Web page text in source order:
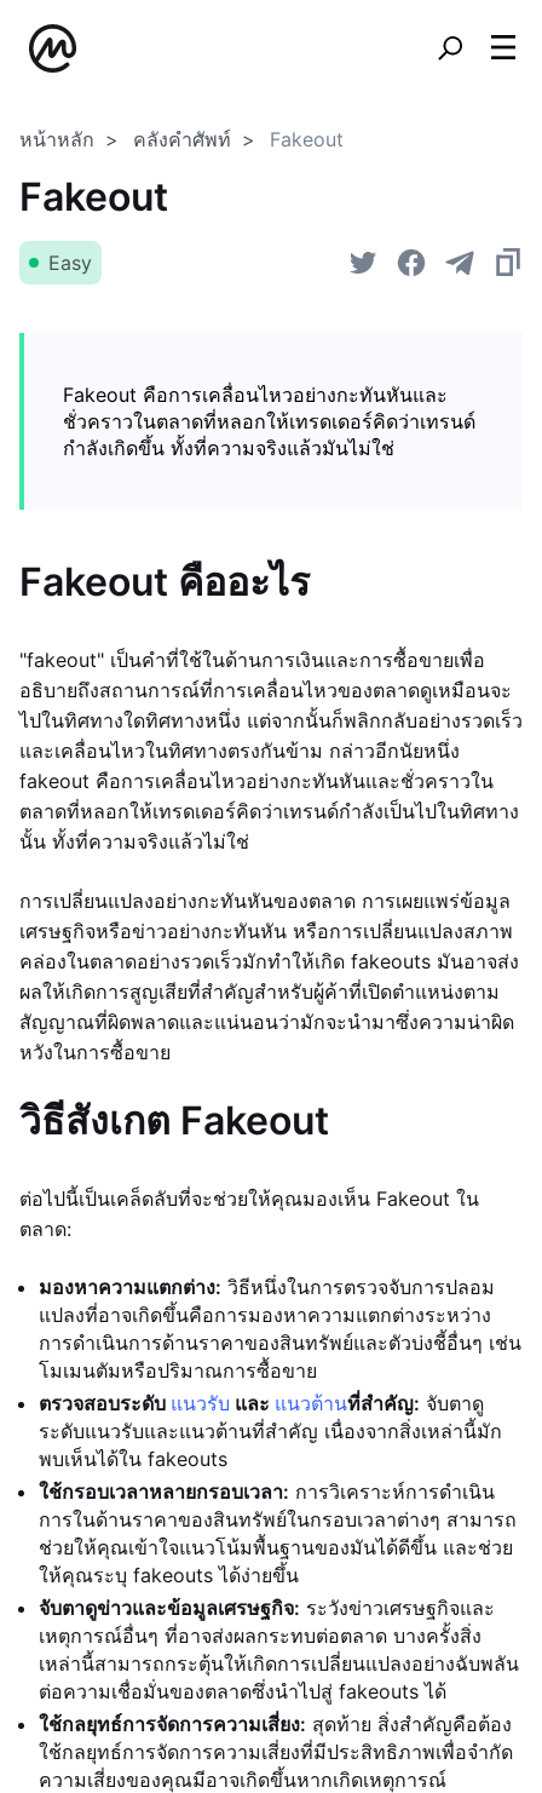
หน้าหลัก คลังคำศัพท์ Fakeout
Fakeout
Easy
Fakeout คือการเคลื่อนไหวอย่างกะทันหันและ
ชั่วคราวในตลาดที่หลอกให้เทรดเดอร์คิดว่าเทรนด์
กำลังเกิดขึ้น ทั้งที่ความจริงแล้วมันไม่ใช่
Fakeout คืออะไร
"fakeout" เป็นคำที่ใช้ในด้านการเงินและการซื้อขายเพื่อ
อธิบายถึงสถานการณ์ที่การเคลื่อนไหวของตลาดดูเหมือนจะ
ไปในทิศทางใดทิศทางหนึ่ง แต่จากนั้นก็พลิกกลับอย่างรวดเร็ว
และเคลื่อนไหวในทิศทางตรงกันข้าม กล่าวอีกนัยหนึ่ง
fakeout คือการเคลื่อนไหวอย่างกะทันหันและชั่วคราวใน
ตลาดที่หลอกให้เทรดเดอร์คิดว่าเทรนด์กำลังเป็นไปในทิศทาง
นั้น ทั้งที่ความจริงแล้วไม่ใช่
การเปลี่ยนแปลงอย่างกะทันหันของตลาด การเผยแพร่ข้อมูล
เศรษฐกิจหรือข่าวอย่างกะทันหัน หรือการเปลี่ยนแปลงสภาพ
คล่องในตลาดอย่างรวดเร็วมักทำให้เกิด fakeouts มันอาจส่ง
ผลให้เกิดการสูญเสียที่สำคัญสำหรับผู้ค้าที่เปิดตำแหน่งตาม
สัญญาณที่ผิดพลาดและแน่นอนว่ามักจะนำมาซึ่งความน่าผิด
หวังในการซื้อขาย
วิธีสังเกต Fakeout
ต่อไปนี้เป็นเคล็ดลับที่จะช่วยให้คุณมองเห็น Fakeout ใน
ตลาด:
มองหาความแตกต่าง: วิธีหนึ่งในการตรวจจับการปลอม
แปลงที่อาจเกิดขึ้นคือการมองหาความแตกต่างระหว่าง
การดำเนินการด้านราคาของสินทรัพย์และตัวบ่งชี้อื่นๆ เช่น
โมเมนตัมหรือปริมาณการซื้อขาย
ตรวจสอบระดับ แนวรับ และ แนวต้านที่สำคัญ: จับตาดู
ระดับแนวรับและแนวต้านที่สำคัญ เนื่องจากสิ่งเหล่านี้มัก
พบเห็นได้ใน fakeouts
ใช้กรอบเวลาหลายกรอบเวลา: การวิเคราะห์การดำเนิน
การในด้านราคาของสินทรัพย์ในกรอบเวลาต่างๆ สามารถ
ช่วยให้คุณเข้าใจแนวโน้มพื้นฐานของมันได้ดีขึ้น และช่วย
ให้คุณระบุ fakeouts ได้ง่ายขึ้น
จับตาดูข่าวและข้อมูลเศรษฐกิจ: ระวังข่าวเศรษฐกิจและ
เหตุการณ์อื่นๆ ที่อาจส่งผลกระทบต่อตลาด บางครั้งสิ่ง
เหล่านี้สามารถกระตุ้นให้เกิดการเปลี่ยนแปลงอย่างฉับพลัน
ต่อความเชื่อมั่นของตลาดซึ่งนำไปสู่ fakeouts ได้
ใช้กลยุทธ์การจัดการความเสี่ยง: สุดท้าย สิ่งสำคัญคือต้อง
ใช้กลยุทธ์การจัดการความเสี่ยงที่มีประสิทธิภาพเพื่อจำกัด
ความเสี่ยงของคุณมีอาจเกิดขึ้นหากเกิดเหตุการณ์